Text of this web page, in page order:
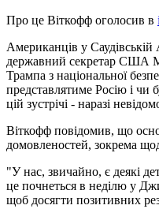
Про це Віткофф оголосив в
Американців у Саудівській
державний секретар США
Трампа з національної
представлятиме Росію і чи
цій зустрічі - наразі
Віткофф повідомив, що
домовленостей, зокрема
"У нас, звичайно, є деякі
це почнеться в неділю у
щоб досягти позитивних